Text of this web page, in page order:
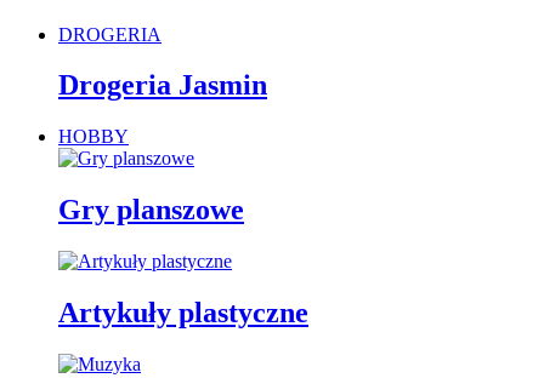
DROGERIA
Drogeria Jasmin
HOBBY
Gry planszowe
Artykuły plastyczne